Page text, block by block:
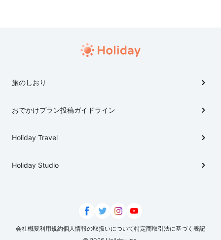
旅のしおり
おでかけプラン投稿ガイドライン
Holiday Travel
Holiday Studio
会社概要利用規約個人情報の取扱いについて特定商取引法に基づく表記